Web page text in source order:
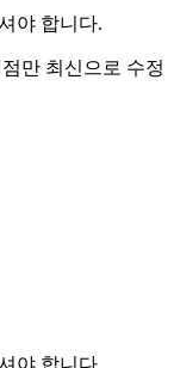
야 합니다.
만 최신으로 수정